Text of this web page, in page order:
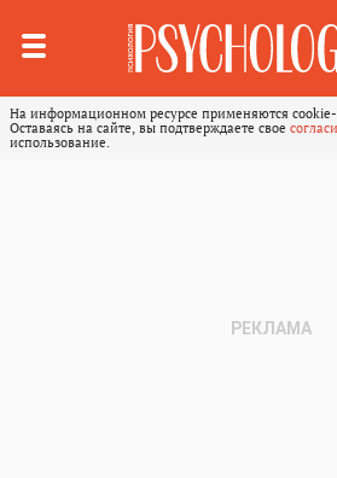
На информационном ресурсе применяются
Оставаясь на сайте, вы подтверждаете свое
использование.